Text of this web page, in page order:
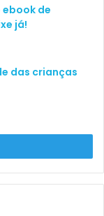
de
já!
das crianças